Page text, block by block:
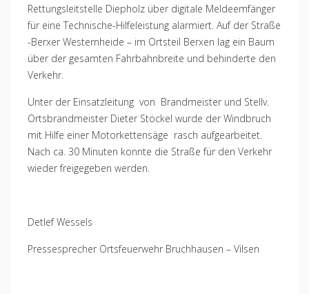
Rettungsleitstelle Diepholz über digitale Meldeemfänger
für eine Technische-Hilfeleistung alarmiert. Auf der Straße
-Berxer Westernheide – im Ortsteil Berxen lag ein Baum
über der gesamten Fahrbahnbreite und behinderte den
Verkehr.
Unter der Einsatzleitung von Brandmeister und Stellv.
Ortsbrandmeister Dieter Stöckel wurde der Windbruch
mit Hilfe einer Motorkettensäge rasch aufgearbeitet.
Nach ca. 30 Minuten konnte die Straße für den Verkehr
wieder freigegeben werden.
Detlef Wessels
Pressesprecher Ortsfeuerwehr Bruchhausen – Vilsen